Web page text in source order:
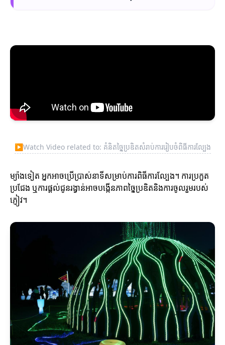
▶Watch Video related to: គំនិតច្នៃប្រឌិតសំរាប់ការរៀបចំពិធីការល្បែង
ម្យ៉ាងទៀត អ្នកអាចប្រើប្រាស់នាទីសម្រាប់ការពិធីការល្បែង។ ការប្រកួត
ប្រជែង ឬការផ្តល់ជូនរង្វាន់អាចបង្កើនភាពច្នៃប្រឌិតនិងការចូលរួមរបស់
ភ្ញៀវ។